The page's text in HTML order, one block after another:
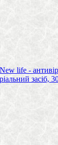
life -
засіб,